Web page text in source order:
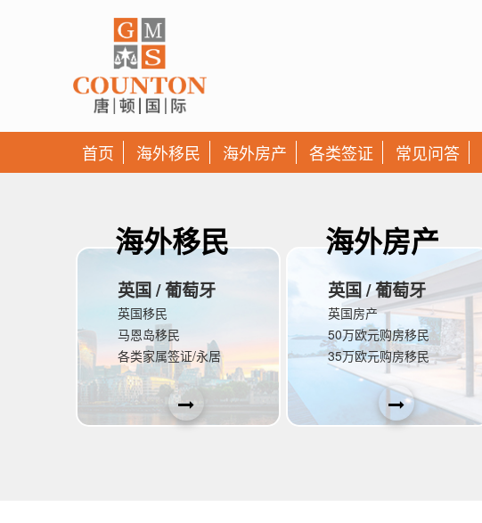
首页 海外移民 海外房产 各类签证 常见问答
海外移民
英国 / 葡萄牙
英国移民
马恩岛移民
各类家属签证/永居
海外房产
英国 / 葡萄牙
英国房产
50万欧元购房移民
35万欧元购房移民